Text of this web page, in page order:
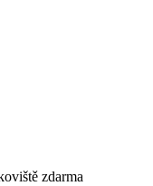
zdarma